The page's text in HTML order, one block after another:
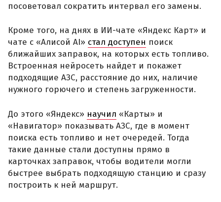
посоветовал сократить интервал его замены.
Кроме того, на днях в ИИ-чате «Яндекс Карт» и
чате с «Алисой AI» стал доступен поиск
ближайших заправок, на которых есть топливо.
Встроенная нейросеть найдет и покажет
подходящие АЗС, расстояние до них, наличие
нужного горючего и степень загруженности.
До этого «Яндекс» научил «Карты» и
«Навигатор» показывать АЗС, где в момент
поиска есть топливо и нет очередей. Тогда
такие данные стали доступны прямо в
карточках заправок, чтобы водители могли
быстрее выбрать подходящую станцию и сразу
построить к ней маршрут.